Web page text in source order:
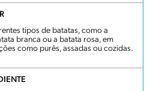
tipos de batatas, como a
branca ou a batata rosa, em
como purês, assadas ou cozidas.